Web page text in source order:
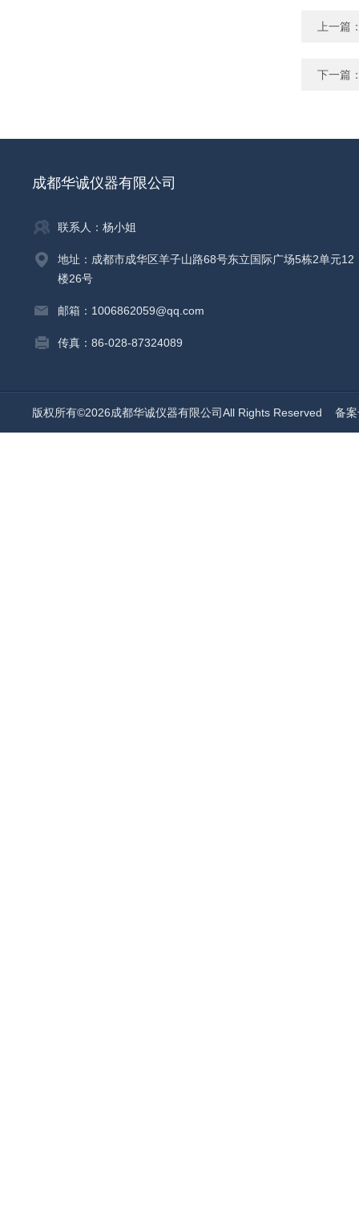
上一篇
下一篇
成都华诚仪器有限公司
联系人：杨小姐
地址：成都市成华区羊子山路68号东立国际广场5栋2单元12
楼26号
邮箱：1006862059@qq.com
传真：86-028-87324089
版权所有©2026成都华诚仪器有限公司All Rights Reserved 备